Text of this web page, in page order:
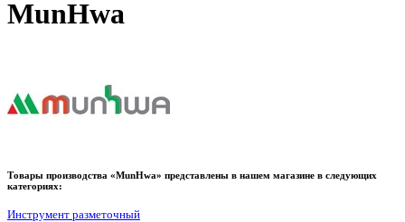
MunHwa
Товары производства «MunHwa» представлены в нашем магазине в следующих
категориях:
Инструмент разметочный